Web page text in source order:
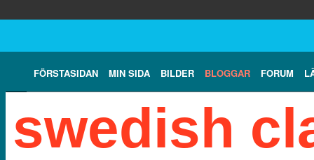
FÖRSTASIDAN MIN SIDA BILDER BLOGGAR FORUM
swedish